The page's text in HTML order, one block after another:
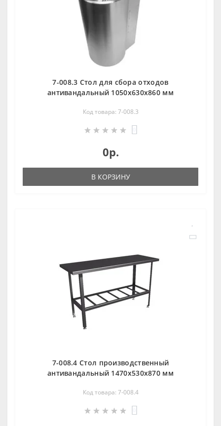
7-008.3 Стол для сбора отходов
антивандальный 1050х630х860 мм
Код товара: 7-008.3
0р.
В КОРЗИНУ
7-008.4 Стол производственный
антивандальный 1470х530х870 мм
Код товара: 7-008.4